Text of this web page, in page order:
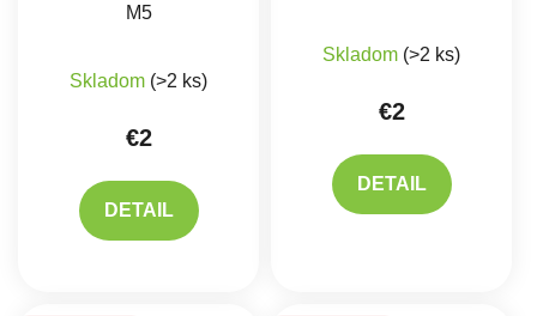
M5
Priemerné hodnotenie produktu je 5,0 z 5
Skladom (>2 ks)
€2
DETAIL
Skladom (>2 ks)
€2
DETAIL